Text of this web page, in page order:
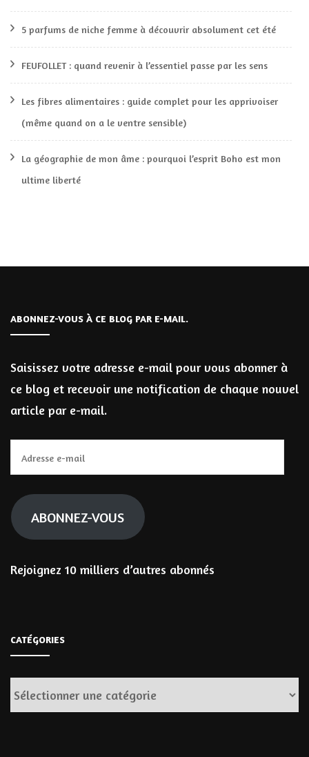
5 parfums de niche femme à découvrir absolument cet été
FEUFOLLET : quand revenir à l’essentiel passe par les sens
Les fibres alimentaires : guide complet pour les apprivoiser
(même quand on a le ventre sensible)
La géographie de mon âme : pourquoi l’esprit Boho est mon
ultime liberté
ABONNEZ-VOUS À CE BLOG PAR E-MAIL.
Saisissez votre adresse e-mail pour vous abonner à
ce blog et recevoir une notification de chaque nouvel
article par e-mail.
e-
mail
ABONNEZ-VOUS
Rejoignez 10 milliers d’autres abonnés
CATÉGORIES
Catégories